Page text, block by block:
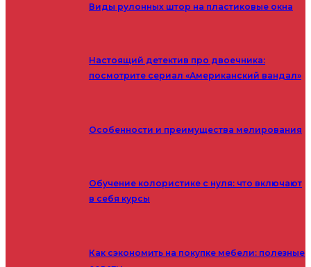
Виды рулонных штор на пластиковые окна
Настоящий детектив про двоечника:
посмотрите сериал «Американский вандал»
Особенности и преимущества мелирования
Обучение колористике с нуля: что включают
в себя курсы
Как сэкономить на покупке мебели: полезные